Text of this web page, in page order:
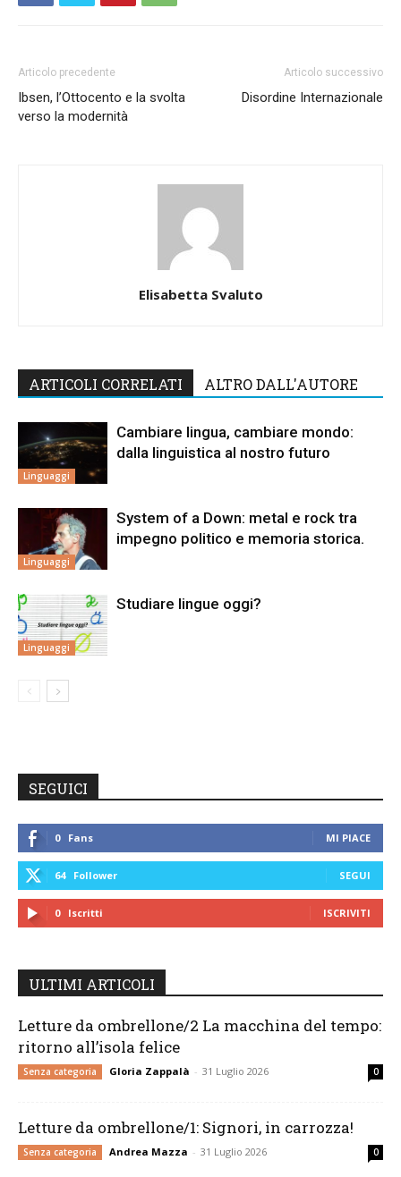
Articolo precedente
Ibsen, l’Ottocento e la svolta
verso la modernità
Articolo successivo
Disordine Internazionale
Elisabetta Svaluto
ARTICOLI CORRELATI ALTRO DALL'AUTORE
Linguaggi
Cambiare lingua, cambiare mondo:
dalla linguistica al nostro futuro
Linguaggi
System of a Down: metal e rock tra
impegno politico e memoria storica.
Linguaggi
Studiare lingue oggi?
SEGUICI
0 Fans MI PIACE
64 Follower SEGUI
0 Iscritti ISCRIVITI
ULTIMI ARTICOLI
Letture da ombrellone/2 La macchina del tempo:
ritorno all’isola felice
Senza categoria Gloria Zappalà - 31 Luglio 2026 0
Letture da ombrellone/1: Signori, in carrozza!
Senza categoria Andrea Mazza - 31 Luglio 2026 0